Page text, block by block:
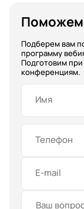
Поможем
Подберем вам
программу
Подготовим
конференциям.
Имя
Телефон
E-mail